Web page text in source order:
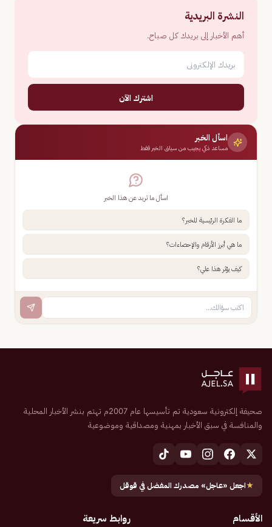
النشرة البريدية
أهم الأخبار إلى بريدك كل صباح.
اشترك الآن
اسأل الخبر
مساعد ذكي يجيب من سياق الخبر فقط
اسأل ما تريد عن هذا الخبر
ما الفكرة الرئيسية للخبر؟
ما هي أبرز الأرقام والإحصاءات؟
كيف يؤثر هذا علي؟
صحيفة إلكترونية سعودية تم تأسيسها عام 2007م تهتم بنشر الأخبار المحلية
والمنافسة في سبق الأخبار بمهنية ومصداقية وموضوعية
★اجعل «عاجل» مصدرك المفضل في قوقل
الأقسام روابط سريعة